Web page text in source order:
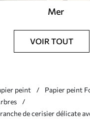
Mer
VOIR TOUT
peint
Papier peint
de cerisier délicate